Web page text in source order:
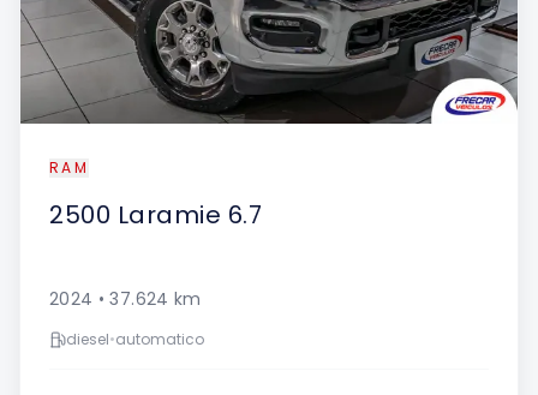
RAM
2500 Laramie 6.7
2024 •37.624 km
diesel•automatico